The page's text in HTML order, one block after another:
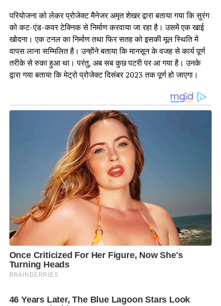
परियोजना को लेकर प्रोजेक्ट मैनेजर अमृत शेखर द्वारा बताया गया कि सुरंग
को कट-एंड-कवर टेक्निक से निर्माण करवाया जा रहा है। उसमें एक खाई
खोदना। एक टनल का निर्माण तथा फिर सतह को इसकी मूल स्थिति में
वापस लाना सम्मिलित है। उन्होंने बताया कि मानसून के वजह से कार्य पूर्ण
तरीके से रुका हुआ था। परंतु, अब सब कुछ पटरी पर आ गया है। उनके
द्वारा गया बताया कि मेट्रो प्रोजेक्ट दिसंबर 2023 तक पूर्ण हो जाएगा।